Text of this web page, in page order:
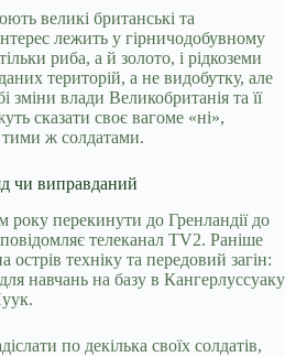
великі британські та
лежить у гірничодобувному
риба, а й золото, і рідкоземи
територій, а не видобутку, але
влади Великобританія та її
сказати своє вагоме «ні»,
тими ж солдатами.
чи виправданий
року перекинути до Гренландії до
телеканал TV2. Раніше
техніку та передовий загін:
навчань на базу в Кангерлуссуаку
по декілька своїх солдатів,